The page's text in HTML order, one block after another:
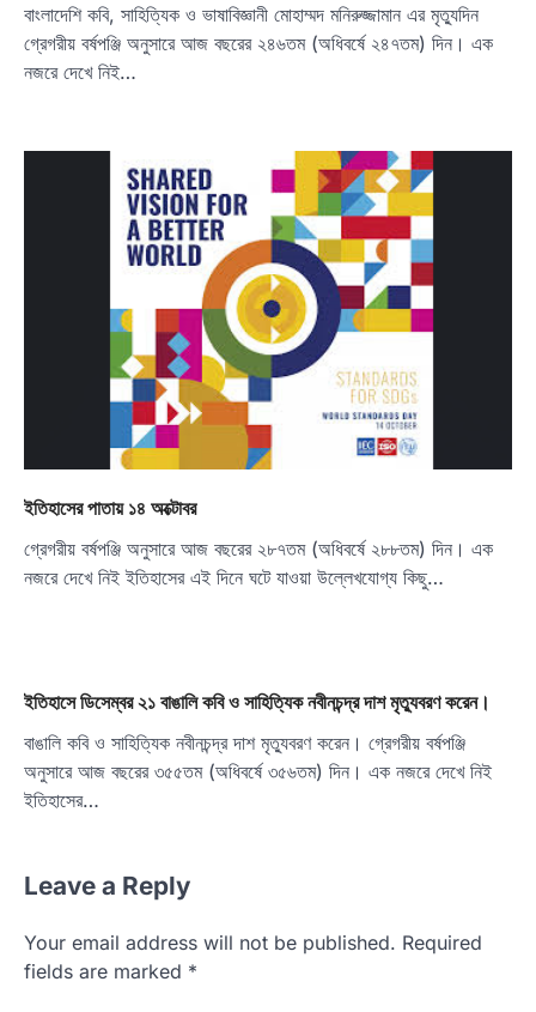
বাংলাদেশি কবি, সাহিত্যিক ও ভাষাবিজ্ঞানী মোহাম্মদ মনিরুজ্জামান এর মৃত্যুদিন
গ্রেগরীয় বর্ষপঞ্জি অনুসারে আজ বছরের ২৪৬তম (অধিবর্ষে ২৪৭তম) দিন। এক
নজরে দেখে নিই…
ইতিহাসের পাতায় ১৪ অক্টোবর
গ্রেগরীয় বর্ষপঞ্জি অনুসারে আজ বছরের ২৮৭তম (অধিবর্ষে ২৮৮তম) দিন। এক
নজরে দেখে নিই ইতিহাসের এই দিনে ঘটে যাওয়া উল্লেখযোগ্য কিছু…
ইতিহাসে ডিসেম্বর ২১ বাঙালি কবি ও সাহিত্যিক নবীনচন্দ্র দাশ মৃত্যুবরণ করেন।
বাঙালি কবি ও সাহিত্যিক নবীনচন্দ্র দাশ মৃত্যুবরণ করেন। গ্রেগরীয় বর্ষপঞ্জি
অনুসারে আজ বছরের ৩৫৫তম (অধিবর্ষে ৩৫৬তম) দিন। এক নজরে দেখে নিই
ইতিহাসের…
Leave a Reply
Your email address will not be published. Required
fields are marked *